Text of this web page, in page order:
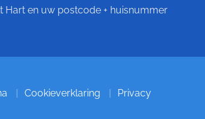
Hart en uw postcode + huisnummer
Cookieverklaring Privacy